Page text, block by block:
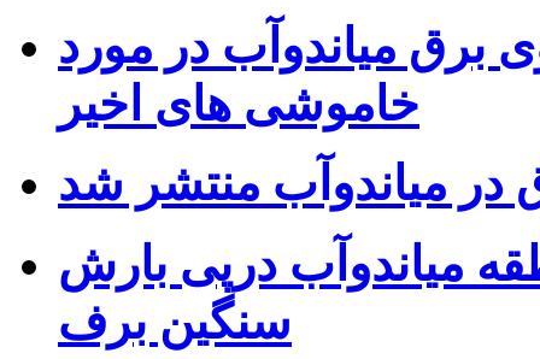
برق میاندوآب در مورد
خاموشی های اخیر
میاندوآب منتشر شد
میاندوآب درپی بارش
سنگین برف